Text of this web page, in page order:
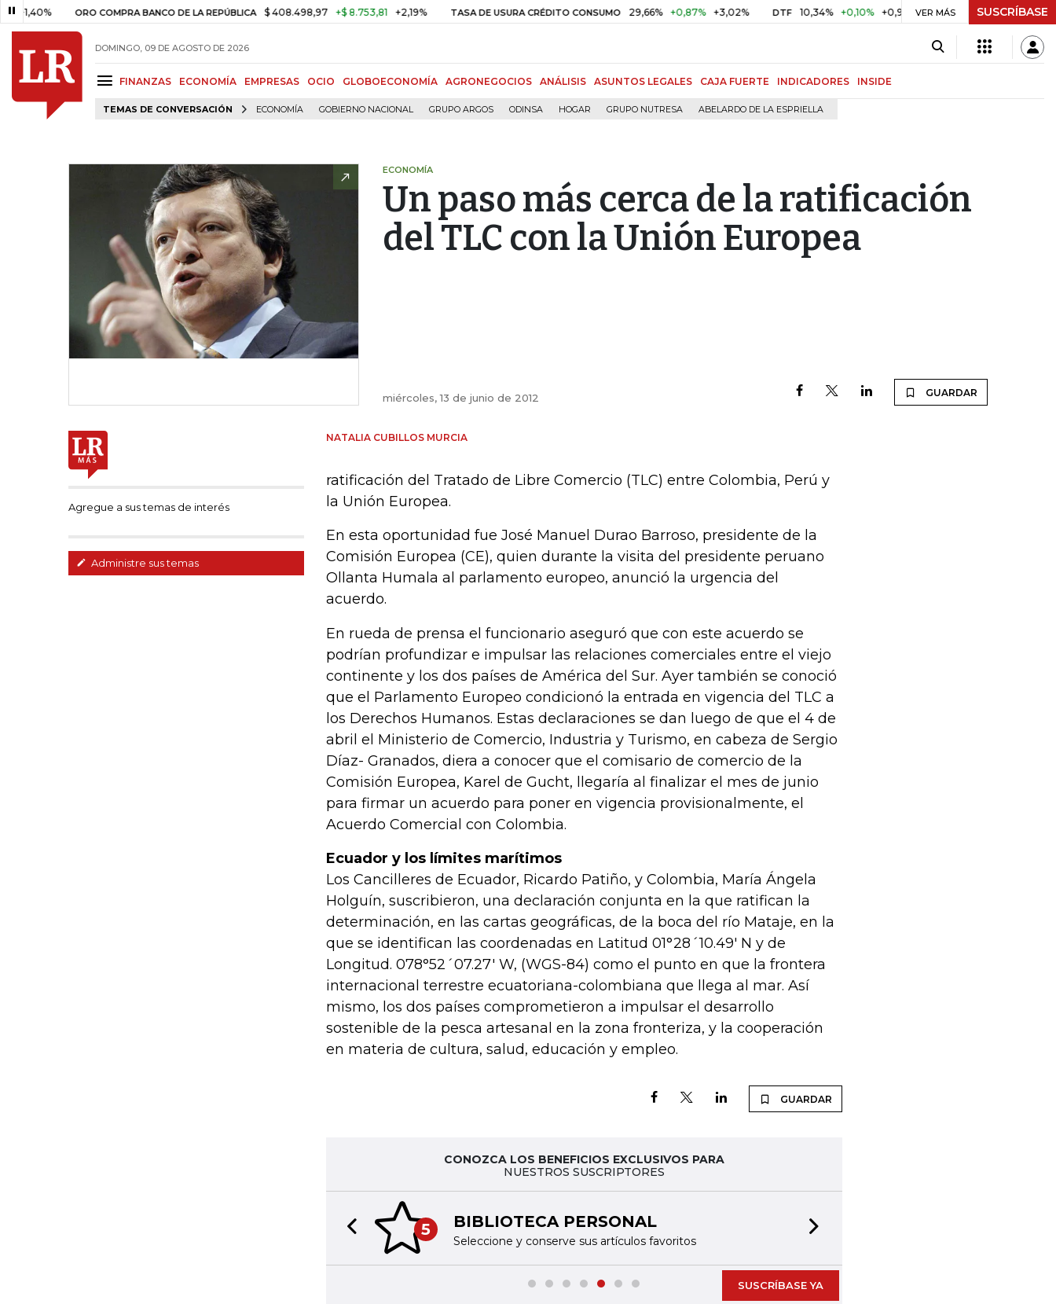
ORO COMPRA BANCO DE LA REPÚBLICA $ 408.498,97 +$ 8.753,81 +2,19% TASA DE USURA CRÉDITO CONSUMO 29,66% +0,87% +3,02% DTF 10,34% +0,10% +0,98% UVR $ 417,01 +$ 0,05 +0,01%
VER MÁS SUSCRÍBASE
DOMINGO, 09 DE AGOSTO DE 2026
FINANZAS ECONOMÍA EMPRESAS OCIO GLOBOECONOMÍA AGRONEGOCIOS ANÁLISIS ASUNTOS LEGALES CAJA FUERTE INDICADORES INSIDE
TEMAS DE CONVERSACIÓN ECONOMÍA GOBIERNO NACIONAL GRUPO ARGOS ODINSA HOGAR GRUPO NUTRESA ABELARDO DE LA ESPRIELLA
ECONOMÍA
Un paso más cerca de la ratificación
del TLC con la Unión Europea
miércoles, 13 de junio de 2012 GUARDAR
Agregue a sus temas de interés
Administre sus temas
NATALIA CUBILLOS MURCIA
ratificación del Tratado de Libre Comercio (TLC) entre Colombia, Perú y
la Unión Europea.
En esta oportunidad fue José Manuel Durao Barroso, presidente de la
Comisión Europea (CE), quien durante la visita del presidente peruano
Ollanta Humala al parlamento europeo, anunció la urgencia del
acuerdo.
En rueda de prensa el funcionario aseguró que con este acuerdo se
podrían profundizar e impulsar las relaciones comerciales entre el viejo
continente y los dos países de América del Sur. Ayer también se conoció
que el Parlamento Europeo condicionó la entrada en vigencia del TLC a
los Derechos Humanos. Estas declaraciones se dan luego de que el 4 de
abril el Ministerio de Comercio, Industria y Turismo, en cabeza de Sergio
Díaz- Granados, diera a conocer que el comisario de comercio de la
Comisión Europea, Karel de Gucht, llegaría al finalizar el mes de junio
para firmar un acuerdo para poner en vigencia provisionalmente, el
Acuerdo Comercial con Colombia.
Ecuador y los límites marítimos
Los Cancilleres de Ecuador, Ricardo Patiño, y Colombia, María Ángela
Holguín, suscribieron, una declaración conjunta en la que ratifican la
determinación, en las cartas geográficas, de la boca del río Mataje, en la
que se identifican las coordenadas en Latitud 01°28´10.49' N y de
Longitud. 078°52´07.27' W, (WGS-84) como el punto en que la frontera
internacional terrestre ecuatoriana-colombiana que llega al mar. Así
mismo, los dos países comprometieron a impulsar el desarrollo
sostenible de la pesca artesanal en la zona fronteriza, y la cooperación
en materia de cultura, salud, educación y empleo.
GUARDAR
CONOZCA LOS BENEFICIOS EXCLUSIVOS PARA
NUESTROS SUSCRIPTORES
5 BIBLIOTECA PERSONAL
Seleccione y conserve sus artículos favoritos
Previous slide
SUSCRÍBASE YA